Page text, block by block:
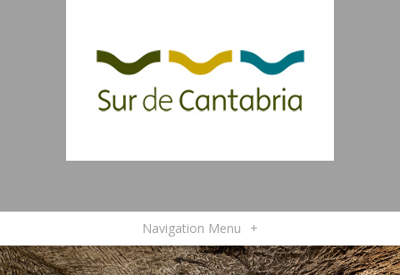
Navigation Menu +